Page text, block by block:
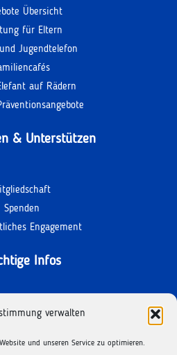
verwalten
und unseren Service zu optimieren.
Übersicht
für Eltern
Jugendtelefon
auf Rädern
& Unterstützen
Spenden
Engagement
Infos
Kontakt